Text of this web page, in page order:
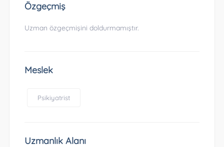
Özgeçmiş
Uzman özgeçmişini doldurmamıştır.
Meslek
Psikiyatrist
Uzmanlık Alanı